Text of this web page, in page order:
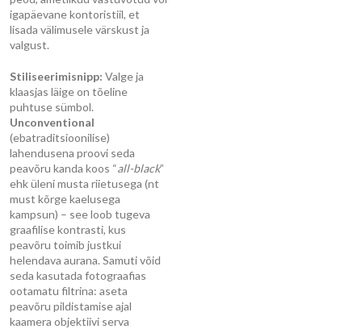
igapäevane kontoristiil, et
lisada välimusele värskust ja
valgust.
Stiliseerimisnipp: Valge ja
klaasjas läige on tõeline
puhtuse sümbol.
Unconventional
(ebatraditsioonilise)
lahendusena proovi seda
peavõru kanda koos “all-black”
ehk üleni musta riietusega (nt
must kõrge kaelusega
kampsun) – see loob tugeva
graafilise kontrasti, kus
peavõru toimib justkui
helendava aurana. Samuti võid
seda kasutada fotograafias
ootamatu filtrina: aseta
peavõru pildistamise ajal
kaamera objektiivi serva